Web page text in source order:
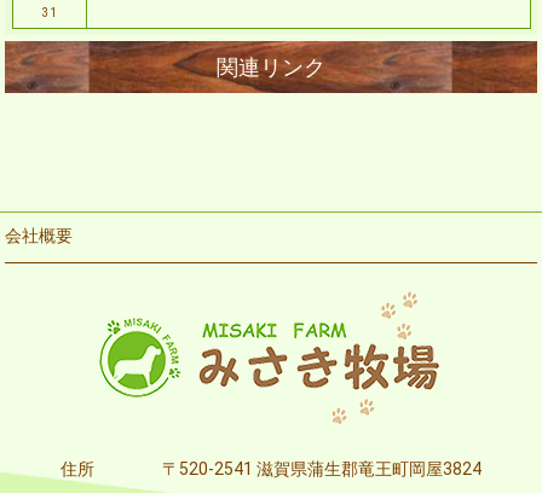
31
会社概要
住所 〒520-2541 滋賀県蒲生郡竜王町岡屋3824